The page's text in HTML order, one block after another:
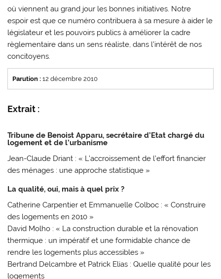
où viennent au grand jour les bonnes initiatives. Notre
espoir est que ce numéro contribuera à sa mesure à aider le
législateur et les pouvoirs publics à améliorer la cadre
règlementaire dans un sens réaliste, dans l’intérêt de nos
concitoyens.
Parution : 12 décembre 2010
Extrait :
Tribune de Benoist Apparu, secrétaire d’Etat chargé du
logement et de l’urbanisme
Jean-Claude Driant : « L’accroissement de l’effort financier
des ménages : une approche statistique »
La qualité, oui, mais à quel prix ?
Catherine Carpentier et Emmanuelle Colboc : « Construire
des logements en 2010 »
David Molho : « La construction durable et la rénovation
thermique : un impératif et une formidable chance de
rendre les logements plus accessibles »
Bertrand Delcambre et Patrick Elias : Quelle qualité pour les
logements